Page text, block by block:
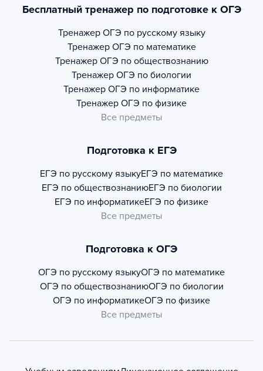
Бесплатный тренажер по подготовке к ОГЭ
Тренажер ОГЭ по русскому языку
Тренажер ОГЭ по математике
Тренажер ОГЭ по обществознанию
Тренажер ОГЭ по биологии
Тренажер ОГЭ по информатике
Тренажер ОГЭ по физике
Все предметы
Подготовка к ЕГЭ
ЕГЭ по русскому языкуЕГЭ по математике
ЕГЭ по обществознаниюЕГЭ по биологии
ЕГЭ по информатикеЕГЭ по физике
Все предметы
Подготовка к ОГЭ
ОГЭ по русскому языкуОГЭ по математике
ОГЭ по обществознаниюОГЭ по биологии
ОГЭ по информатикеОГЭ по физике
Все предметы